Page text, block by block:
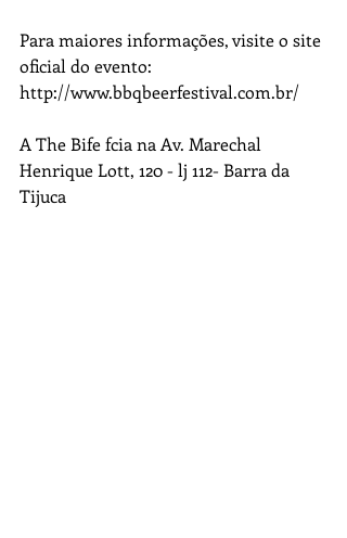
Para maiores informações, visite o site
oficial do evento:
http://www.bbqbeerfestival.com.br/
A The Bife fcia na Av. Marechal
Henrique Lott, 120 - lj 112- Barra da
Tijuca